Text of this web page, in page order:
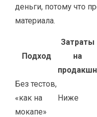
деньги, потому что
материала.
Подход
Затраты
на
продакшн
Без тестов,
«как на
мокапе»
Ниже